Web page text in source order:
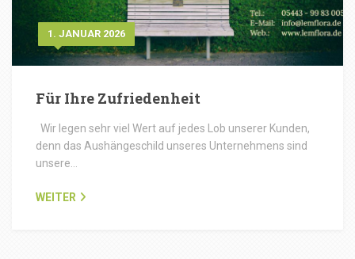
1. JANUAR 2026
Für Ihre Zufriedenheit
Wir legen sehr viel Wert auf jedes Lob unserer Kunden,
denn das Aushängeschild unseres Unternehmens sind
unsere…
WEITER